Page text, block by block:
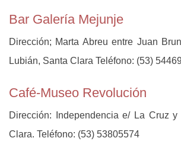
Bar Galería Mejunje
Dirección; Marta Abreu entre Juan
Lubián, Santa Clara Teléfono: (53)
Café-Museo Revolución
Dirección: Independencia e/ La Cruz
Clara. Teléfono: (53) 53805574